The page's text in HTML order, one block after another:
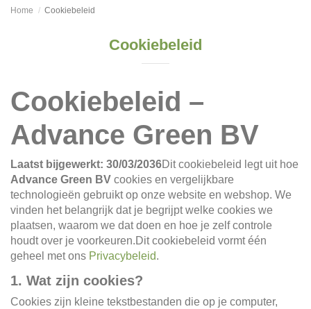
Home Cookiebeleid
Cookiebeleid
Cookiebeleid –
Advance Green BV
Laatst bijgewerkt: 30/03/2036Dit cookiebeleid legt uit hoe
Advance Green BV cookies en vergelijkbare
technologieën gebruikt op onze website en webshop. We
vinden het belangrijk dat je begrijpt welke cookies we
plaatsen, waarom we dat doen en hoe je zelf controle
houdt over je voorkeuren.Dit cookiebeleid vormt één
geheel met ons Privacybeleid.
1. Wat zijn cookies?
Cookies zijn kleine tekstbestanden die op je computer,